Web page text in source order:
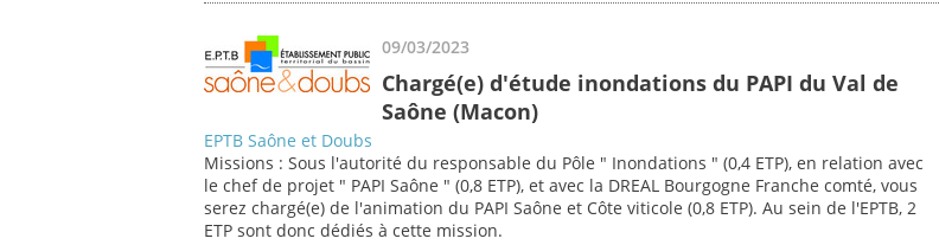
09/03/2023
Chargé(e) d'étude inondations du PAPI du Val de
Saône (Macon)
EPTB Saône et Doubs
Missions : Sous l'autorité du responsable du Pôle " Inondations " (0,4 ETP), en relation avec
le chef de projet " PAPI Saône " (0,8 ETP), et avec la DREAL Bourgogne Franche comté, vous
serez chargé(e) de l'animation du PAPI Saône et Côte viticole (0,8 ETP). Au sein de l'EPTB, 2
ETP sont donc dédiés à cette mission.